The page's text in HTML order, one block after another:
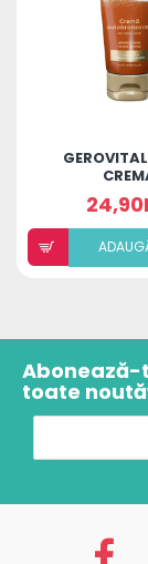
Abonează-
toate